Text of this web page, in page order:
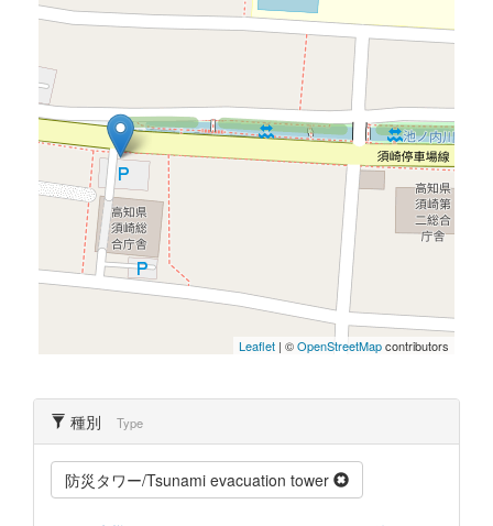
Leaflet | ©OpenStreetMapcontributors
種別 Type
防災タワー/Tsunami evacuation tower